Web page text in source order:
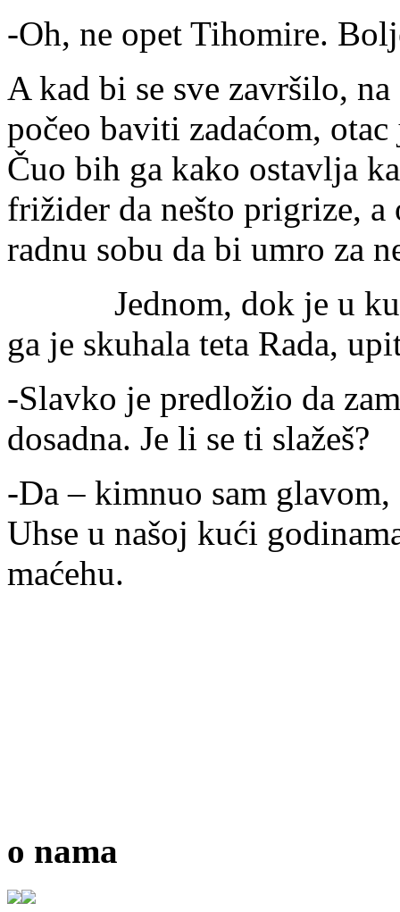
-Oh, ne opet Tihomire.
A kad bi se sve završilo,
počeo baviti zadaćom,
Čuo bih ga kako ostavlja
frižider da nešto prigrize, a
radnu sobu da bi umro za
Jednom, dok je u
ga je skuhala teta Rada,
-Slavko je predložio da
dosadna. Je li se ti slažeš?
-Da – kimnuo sam
Uhse u našoj kući
maćehu.
o nama